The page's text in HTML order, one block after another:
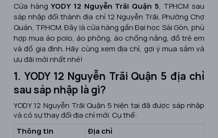
Cửa hàngYODY 12 Nguyễn Trãi Quận 5 , TPHCM sau
sáp nhập đổi thành địa chỉ 12 Nguyễn Trãi, Phường Chợ
Quán, TP.HCM. Đây là cửa hàng gần Đại học Sài Gòn, phù
hợp mua áo polo, áo phông, áo chống nắng, đồ trẻ em
và đồ gia đình. Hãy cùng xem địa chỉ, gợi ý mua sắm và
ưu đãi mới nhất nhé!
1. YODY 12 Nguyễn Trãi Quận 5 địa chỉ
sau sáp nhập là gì?
YODY 12 Nguyễn Trãi Quận 5 hiện tại đã được sáp nhập
và có sự thay đổi địa chỉ mới. Cụ thể:
Thông tin
Địa chỉ